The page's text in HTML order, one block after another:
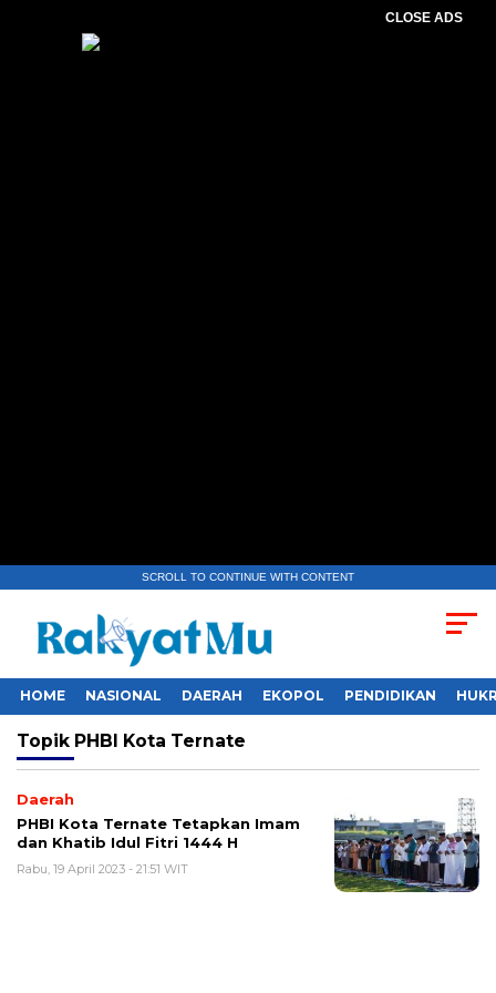
CLOSE ADS
SCROLL TO CONTINUE WITH CONTENT
HOME NASIONAL DAERAH EKOPOL PENDIDIKAN
Topik PHBI Kota Ternate
Daerah
PHBI Kota Ternate Tetapkan Imam
dan Khatib Idul Fitri 1444 H
Rabu, 19 April 2023 - 21:51 WIT